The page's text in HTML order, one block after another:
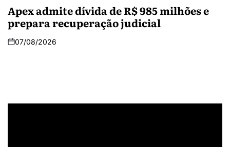
Apex admite dívida de R$ 985 milhões e
prepara recuperação judicial
07/08/2026